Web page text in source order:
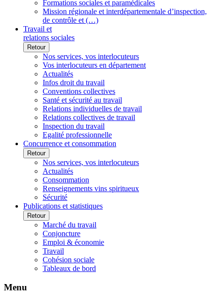
Formations sociales et paramédicales
Mission régionale et interdépartementale d’inspection,
de contrôle et (…)
Travail et
relations sociales
Retour
Nos services, vos interlocuteurs
Vos interlocuteurs en département
Actualités
Infos droit du travail
Conventions collectives
Santé et sécurité au travail
Relations individuelles de travail
Relations collectives de travail
Inspection du travail
Egalité professionnelle
Concurrence et consommation
Retour
Nos services, vos interlocuteurs
Actualités
Consommation
Renseignements vins spiritueux
Sécurité
Publications et statistiques
Retour
Marché du travail
Conjoncture
Emploi & économie
Travail
Cohésion sociale
Tableaux de bord
Menu